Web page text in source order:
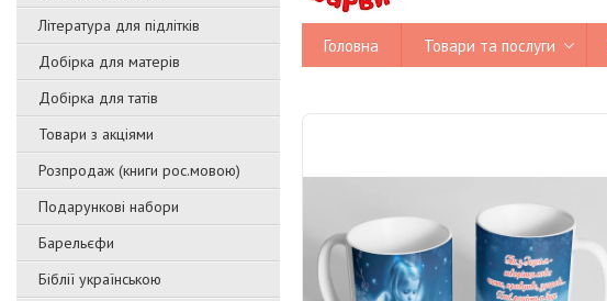
Література для підлітків
Добірка для матерів
Добірка для татів
Товари з акціями
Розпродаж (книги рос.мовою)
Подарункові набори
Барельєфи
Біблії українською
Головна Товари та послуги